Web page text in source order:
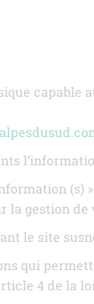
capable
(s)
la gestion de
le site
qui
4 de la loi